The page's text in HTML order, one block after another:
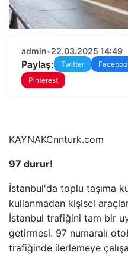
admin•22.03.2025 14:49
Paylaş: Twitter
Pinterest
KAYNAKCnnturk.com
97 durur!
İstanbul'da toplu taşıma
kullanmadan kişisel
İstanbul trafiğini tam bir
getirmesi. 97 numaralı
trafiğinde ilerlemeye